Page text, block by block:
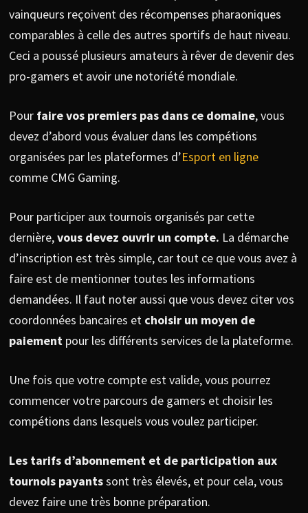
vainqueurs reçoivent des récompenses pharaoniques
comparables à celle des autres sportifs de haut niveau.
Ceci a poussé plusieurs amateurs à rêver de devenir des
pro-gamers et avoir une notoriété mondiale.
Pourfaire vos premiers pas dans ce domaine, vous
devez d’abord vous évaluer dans les compétions
organisées par les plateformes d’Esport en ligne
comme CMG Gaming.
Pour participer aux tournois organisés par cette
dernière,vous devez ouvrir un compte. La démarche
d’inscription est très simple, car tout ce que vous avez à
faire est de mentionner toutes les informations
demandées. Il faut noter aussi que vous devez citer vos
coordonnées bancaires etchoisir un moyen de
paiementpour les différents services de la plateforme.
Une fois que votre compte est valide, vous pourrez
commencer votre parcours de gamers et choisir les
compétions dans lesquels vous voulez participer.
Les tarifs d’abonnement et de participation aux
tournois payantssont très élevés, et pour cela, vous
devez faire une très bonne préparation.